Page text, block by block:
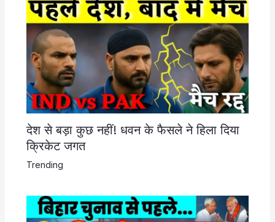
देश से बड़ा कुछ नहीं! धवन के फैसले ने हिला दिया
क्रिकेट जगत
Trending